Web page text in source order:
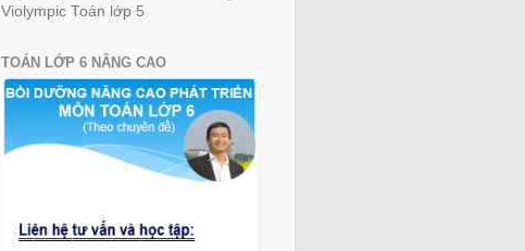
Violympic Toán lớp 5
TOÁN LỚP 6 NÂNG CAO